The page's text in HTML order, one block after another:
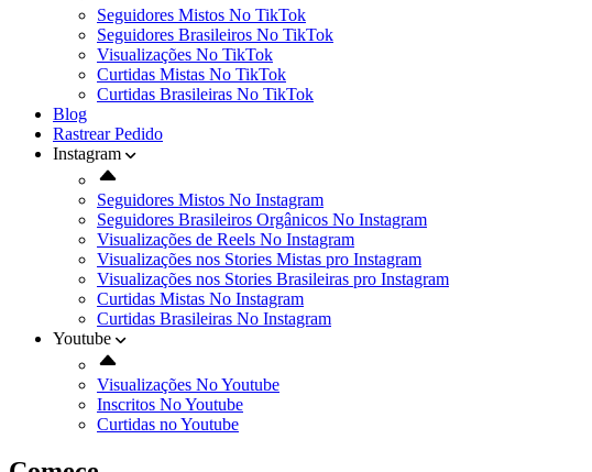
Seguidores Mistos No TikTok
Seguidores Brasileiros No TikTok
Visualizações No TikTok
Curtidas Mistas No TikTok
Curtidas Brasileiras No TikTok
Blog
Rastrear Pedido
Instagram
Seguidores Mistos No Instagram
Seguidores Brasileiros Orgânicos No Instagram
Visualizações de Reels No Instagram
Visualizações nos Stories Mistas pro Instagram
Visualizações nos Stories Brasileiras pro Instagram
Curtidas Mistas No Instagram
Curtidas Brasileiras No Instagram
Youtube
Visualizações No Youtube
Inscritos No Youtube
Curtidas no Youtube